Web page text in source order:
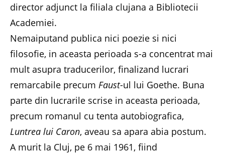
director adjunct la filiala clujana a Bibliotecii
Academiei.
Nemaiputand publica nici poezie si nici
filosofie, in aceasta perioada s-a concentrat mai
mult asupra traducerilor, finalizand lucrari
remarcabile precum Faust-ul lui Goethe. Buna
parte din lucrarile scrise in aceasta perioada,
precum romanul cu tenta autobiografica,
Luntrea lui Caron, aveau sa apara abia postum.
A murit la Cluj, pe 6 mai 1961, fiind